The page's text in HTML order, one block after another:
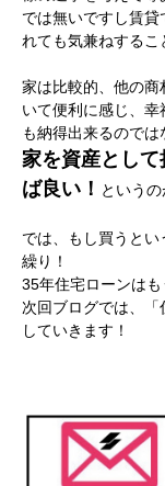
では無いですし賃
れても気兼ねするこ
家は比較的、他の
いて便利に感じ、
も納得出来るのでは
家を資産とし
ば良い！ というの
では、もし買うと
繰り！
35年住宅ローンはも
次回ブログでは、
していきます！